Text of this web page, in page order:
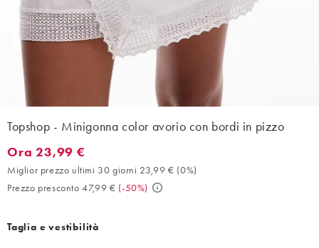
Topshop - Minigonna color avorio con bordi in pizzo
Ora 23,99 €. Miglior prezzo ultimi 30 giorni 23,99 € (0%).
Ora 23,99 €
Miglior prezzo ultimi 30 giorni 23,99 € (0%)
Prezzo presconto 47,99 € (-50%)
Taglia e vestibilità